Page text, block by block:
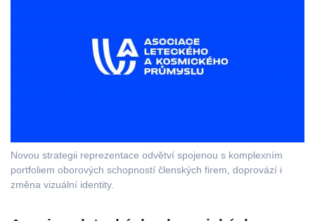
Novou strategii reprezentace odvětví spojenou s komplexním
portfoliem oborových schopností členských firem, doprovází i
změna vizuální identity.